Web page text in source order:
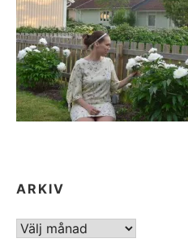
ARKIV
ARKIV